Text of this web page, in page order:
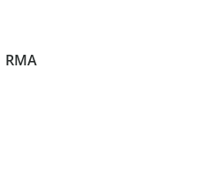
RMA